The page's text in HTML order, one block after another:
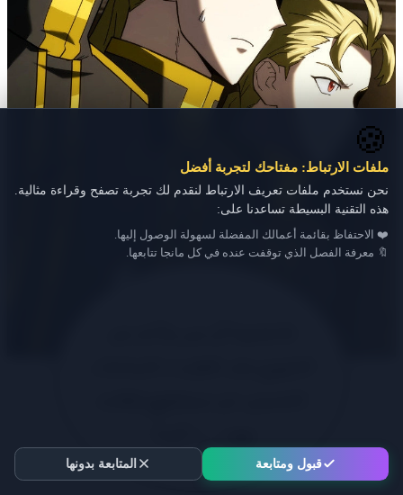
🍪
ملفات الارتباط: مفتاحك لتجربة أفضل
نحن نستخدم ملفات تعريف الارتباط لنقدم لك تجربة تصفح وقراءة مثالية.
هذه التقنية البسيطة تساعدنا على:
❤️ الاحتفاظ بقائمة أعمالك المفضلة لسهولة الوصول إليها.
🔖 معرفة الفصل الذي توقفت عنده في كل مانجا تتابعها.
قبول ومتابعة المتابعة بدونها